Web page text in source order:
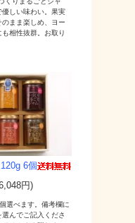
優しい味わい。果実
まま楽しめ、ヨー
相性抜群。お取り
6個
円)
選べます。備考欄に
んでご記入くださ